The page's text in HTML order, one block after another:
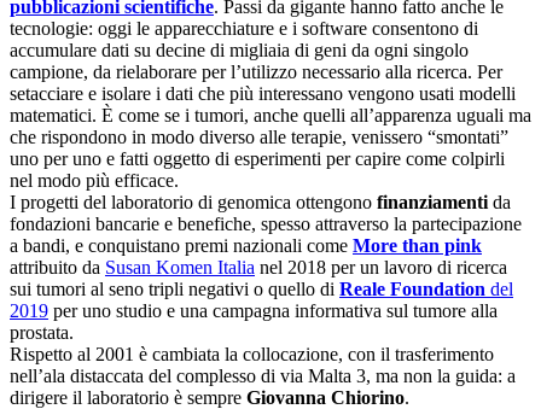
pubblicazioni scientifiche. Passi da gigante hanno fatto anche le
tecnologie: oggi le apparecchiature e i software consentono di
accumulare dati su decine di migliaia di geni da ogni singolo
campione, da rielaborare per l’utilizzo necessario alla ricerca. Per
setacciare e isolare i dati che più interessano vengono usati modelli
matematici. È come se i tumori, anche quelli all’apparenza uguali ma
che rispondono in modo diverso alle terapie, venissero “smontati”
uno per uno e fatti oggetto di esperimenti per capire come colpirli
nel modo più efficace.
I progetti del laboratorio di genomica ottengono finanziamenti da
fondazioni bancarie e benefiche, spesso attraverso la partecipazione
a bandi, e conquistano premi nazionali come More than pink
attribuito da Susan Komen Italia nel 2018 per un lavoro di ricerca
sui tumori al seno tripli negativi o quello di Reale Foundation del
2019 per uno studio e una campagna informativa sul tumore alla
prostata.
Rispetto al 2001 è cambiata la collocazione, con il trasferimento
nell’ala distaccata del complesso di via Malta 3, ma non la guida: a
dirigere il laboratorio è sempre Giovanna Chiorino.